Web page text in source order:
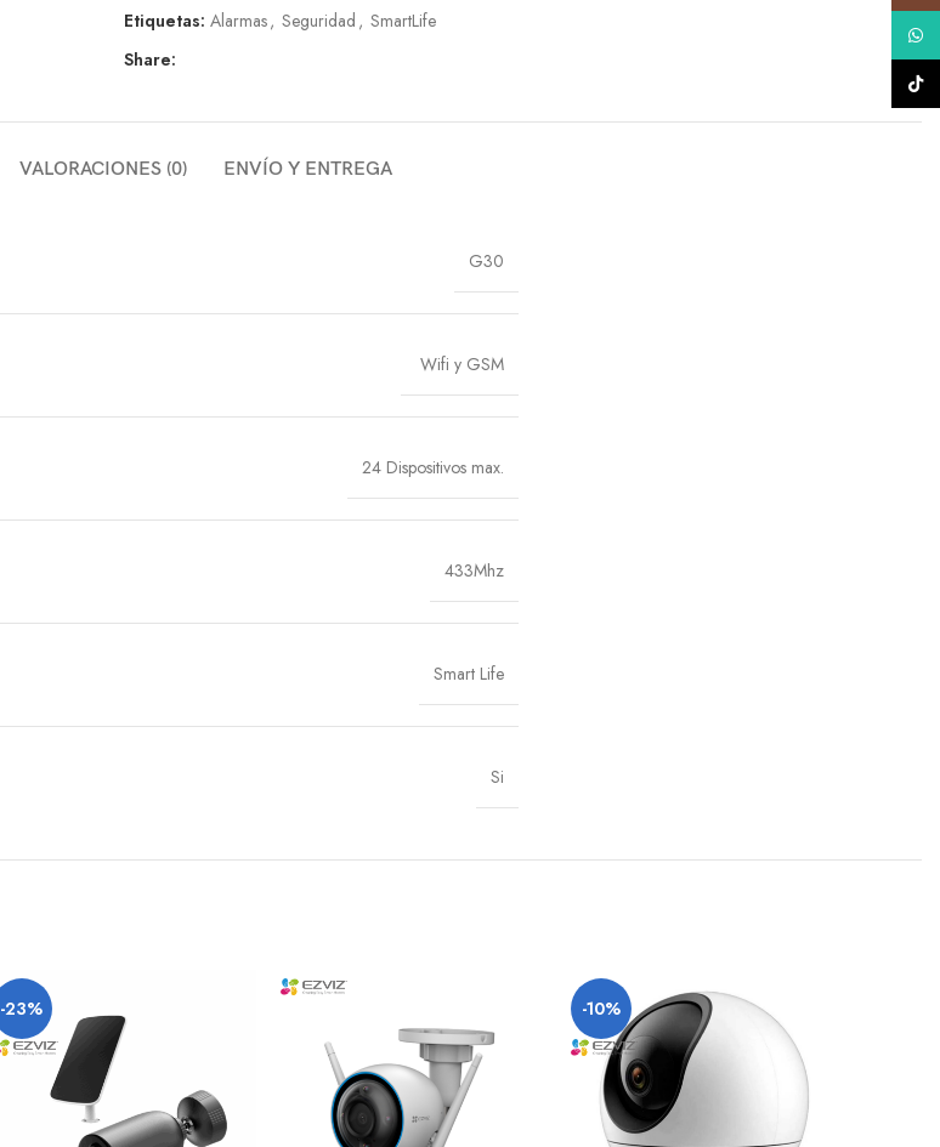
Etiquetas: Alarmas, Seguridad , SmartLife
Share:
VALORACIONES (0) ENVÍO Y ENTREGA
G30
Wifi y GSM
24 Dispositivos max.
433Mhz
Smart Life
Si
-23% -10%